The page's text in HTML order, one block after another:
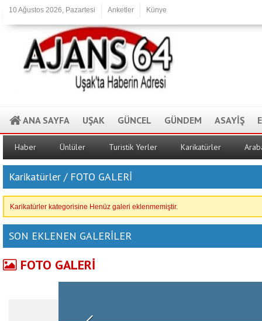
10 Ağustos 2026, Pazartesi Anketler Künye
ANA SAYFA UŞAK GÜNCEL GÜNDEM ASAYİŞ
Haber Ünlüler Turistik Yerler Karikatürler
Karikatürler / FOTO GALERİ
Karikatürler kategorisine Henüz galeri eklenmemiştir.
SON EKLENEN GALERİLER
FOTO GALERİ